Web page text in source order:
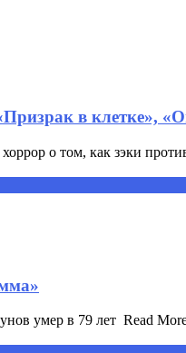
в клетке»,
о том, как зэки
умер в 79 лет ​ Read